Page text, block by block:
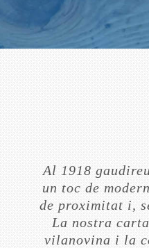
Al 1918
un toc de
de proximitat i,
La nostra
vilanovina i la